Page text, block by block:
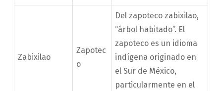
Zabixilao
Zapotec
o
Del zapoteco zabixilao,
“árbol habitado”. El
zapoteco es un idioma
indígena originado en
el Sur de México,
particularmente en el